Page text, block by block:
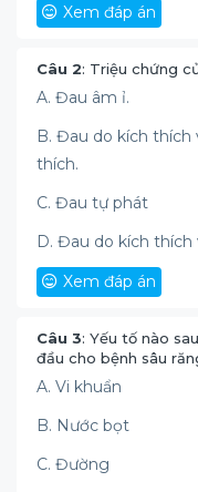
Xem đáp án
Câu 2: Triệu chứng
A. Đau âm ỉ.
B. Đau do kích thích
thích.
C. Đau tự phát
D. Đau do kích
Xem đáp án
Câu 3: Yếu tố nào
đầu cho bệnh sâu
A. Vi khuẩn
B. Nước bọt
C. Đường